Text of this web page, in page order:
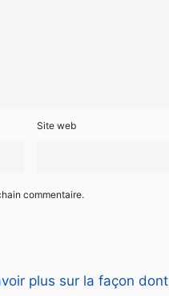
Site web
commentaire.
plus sur la façon